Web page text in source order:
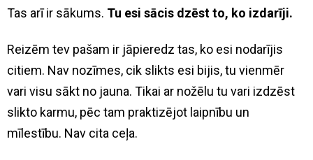
Tas arī ir sākums. Tu esi sācis dzēst to, ko izdarīji.
Reizēm tev pašam ir jāpieredz tas, ko esi nodarījis
citiem. Nav nozīmes, cik slikts esi bijis, tu vienmēr
vari visu sākt no jauna. Tikai ar nožēlu tu vari izdzēst
slikto karmu, pēc tam praktizējot laipnību un
mīlestību. Nav cita ceļa.